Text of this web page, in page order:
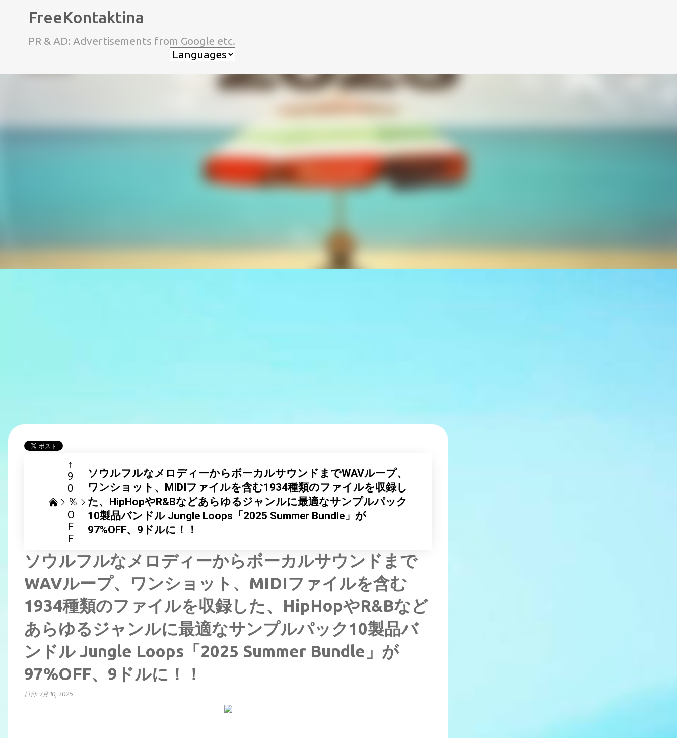
FreeKontaktina
PR & AD: Advertisements from Google etc.
↑
9
0
％
O
F
F
ソウルフルなメロディーからボーカルサウンドまでWAVループ、
ワンショット、MIDIファイルを含む1934種類のファイルを収録し
た、HipHopやR&Bなどあらゆるジャンルに最適なサンプルパック
10製品バンドル Jungle Loops「2025 Summer Bundle」が
97%OFF、9ドルに！！
ソウルフルなメロディーからボーカルサウンドまで
WAVループ、ワンショット、MIDIファイルを含む
1934種類のファイルを収録した、HipHopやR&Bなど
あらゆるジャンルに最適なサンプルパック10製品バ
ンドル Jungle Loops「2025 Summer Bundle」が
97%OFF、9ドルに！！
日付: 7月 10, 2025